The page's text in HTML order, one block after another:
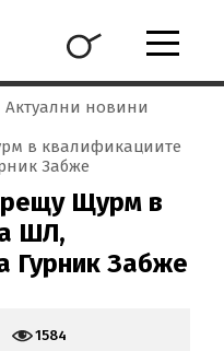
Актуални новини
в квалификациите
Забже
Щурм в
ШЛ,
Гурник Забже
1584